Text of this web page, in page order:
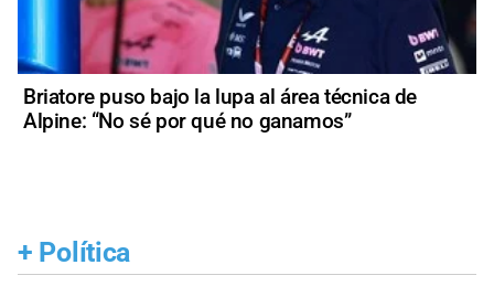
Briatore puso bajo la lupa al área técnica de
Alpine: “No sé por qué no ganamos”
+ Política